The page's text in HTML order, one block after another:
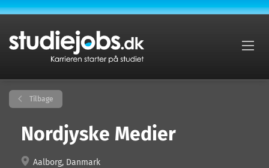
Tilbage
Nordjyske Medier
Aalborg, Danmark